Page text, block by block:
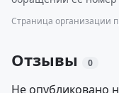
Страница организации
Отзывы 0
Не опубликовано